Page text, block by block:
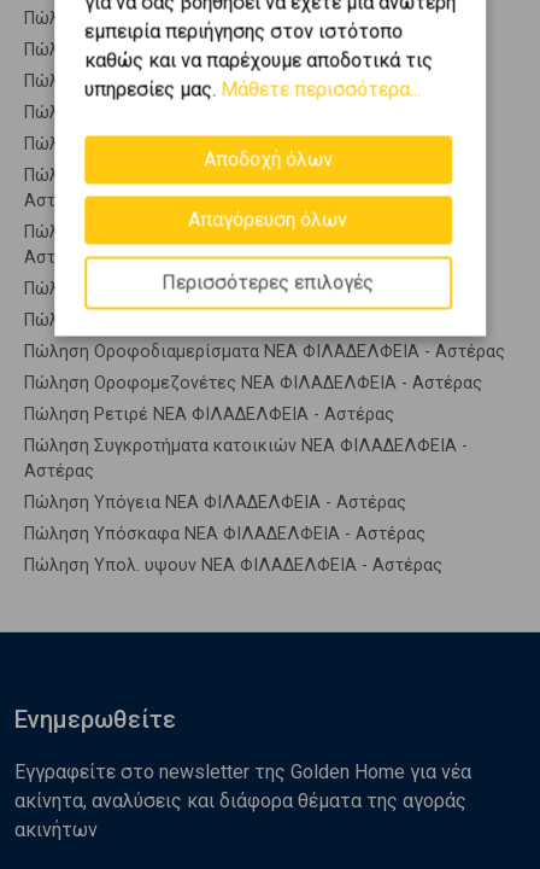
Πώληση Κατοικίες ΒΑΡΥΜΠΟΜΠΗ
Πώληση Αποθήκες ΝΕΑ ΦΙΛΑΔΕΛΦΕΙΑ - Αστέρας
Πώληση Γκαρσονιέρες ΝΕΑ ΦΙΛΑΔΕΛΦΕΙΑ - Αστέρας
Πώληση Διαμερίσματα ΝΕΑ ΦΙΛΑΔΕΛΦΕΙΑ - Αστέρας
Πώληση Κτίρια ΝΕΑ ΦΙΛΑΔΕΛΦΕΙΑ - Αστέρας
Πώληση Μεζονέτες (ανεξάρτητη) ΝΕΑ ΦΙΛΑΔΕΛΦΕΙΑ -
Αστέρας
Πώληση Μεζονέτες (εφαπτόμενη) ΝΕΑ ΦΙΛΑΔΕΛΦΕΙΑ -
Αστέρας
Πώληση Μονοκατοικίες ΝΕΑ ΦΙΛΑΔΕΛΦΕΙΑ - Αστέρας
Πώληση Οικίες ΝΕΑ ΦΙΛΑΔΕΛΦΕΙΑ - Αστέρας
Πώληση Οροφοδιαμερίσματα ΝΕΑ ΦΙΛΑΔΕΛΦΕΙΑ - Αστέρας
Πώληση Οροφομεζονέτες ΝΕΑ ΦΙΛΑΔΕΛΦΕΙΑ - Αστέρας
Πώληση Ρετιρέ ΝΕΑ ΦΙΛΑΔΕΛΦΕΙΑ - Αστέρας
Πώληση Συγκροτήματα κατοικιών ΝΕΑ ΦΙΛΑΔΕΛΦΕΙΑ -
Αστέρας
Πώληση Υπόγεια ΝΕΑ ΦΙΛΑΔΕΛΦΕΙΑ - Αστέρας
Πώληση Υπόσκαφα ΝΕΑ ΦΙΛΑΔΕΛΦΕΙΑ - Αστέρας
Πώληση Υπολ. υψουν ΝΕΑ ΦΙΛΑΔΕΛΦΕΙΑ - Αστέρας
εμπειρία περιήγησης στον ιστότοπο
καθώς και να παρέχουμε αποδοτικά τις
υπηρεσίες μας. Μάθετε περισσότερα...
Αποδοχή όλων
Απαγόρευση όλων
Περισσότερες επιλογές
Ενημερωθείτε
Εγγραφείτε στο newsletter της Golden Home για νέα
ακίνητα, αναλύσεις και διάφορα θέματα της αγοράς
ακινήτων